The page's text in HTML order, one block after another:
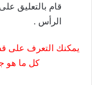
قام بالتعليق
الرأس .
يمكنك التعرف على
كل ما هو